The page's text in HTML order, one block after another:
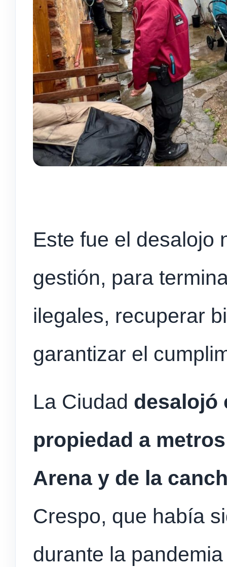
Este fue el desalojo
gestión, para
ilegales, recuperar
garantizar el
La Ciudad desalojó
propiedad a
Arena y de la
Crespo, que había
durante la